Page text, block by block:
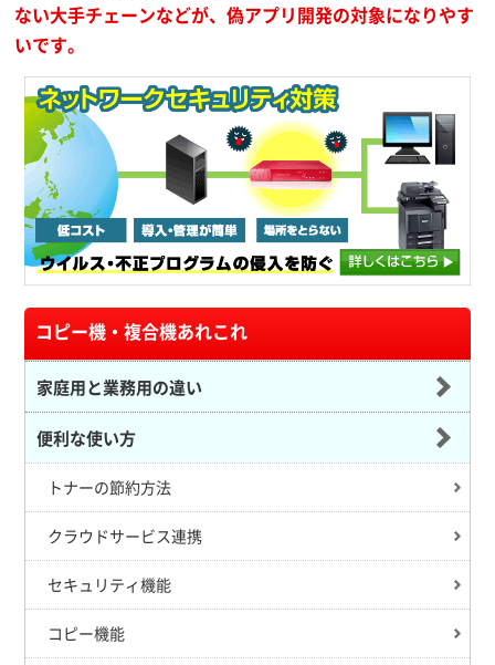
ない大手チェーンなどが、偽アプリ開発の対象になりやす
いです。
コピー機・複合機あれこれ
家庭用と業務用の違い
便利な使い方
トナーの節約方法
クラウドサービス連携
セキュリティ機能
コピー機能